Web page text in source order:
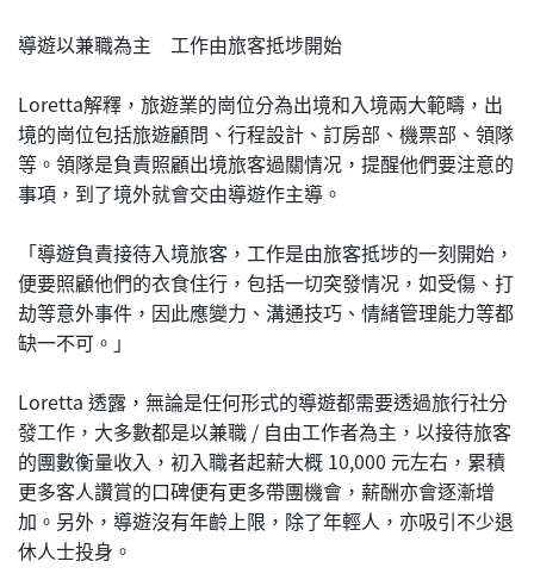
導遊以兼職為主 工作由旅客抵埗開始
Loretta解釋，旅遊業的崗位分為出境和入境兩大範疇，出
境的崗位包括旅遊顧問、行程設計、訂房部、機票部、領隊
等。領隊是負責照顧出境旅客過關情况，提醒他們要注意的
事項，到了境外就會交由導遊作主導。
「導遊負責接待入境旅客，工作是由旅客抵埗的一刻開始，
便要照顧他們的衣食住行，包括一切突發情况，如受傷、打
劫等意外事件，因此應變力、溝通技巧、情緒管理能力等都
缺一不可。」
Loretta 透露，無論是任何形式的導遊都需要透過旅行社分
發工作，大多數都是以兼職 / 自由工作者為主，以接待旅客
的團數衡量收入，初入職者起薪大概 10,000 元左右，累積
更多客人讚賞的口碑便有更多帶團機會，薪酬亦會逐漸增
加。另外，導遊沒有年齡上限，除了年輕人，亦吸引不少退
休人士投身。